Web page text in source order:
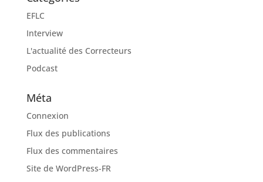
EFLC
Interview
L'actualité des Correcteurs
Podcast
Méta
Connexion
Flux des publications
Flux des commentaires
Site de WordPress-FR